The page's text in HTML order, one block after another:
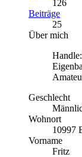
126
Beiträge
25
Über mich
Geschlecht
Wohnort
10997
Vorname
Fritz